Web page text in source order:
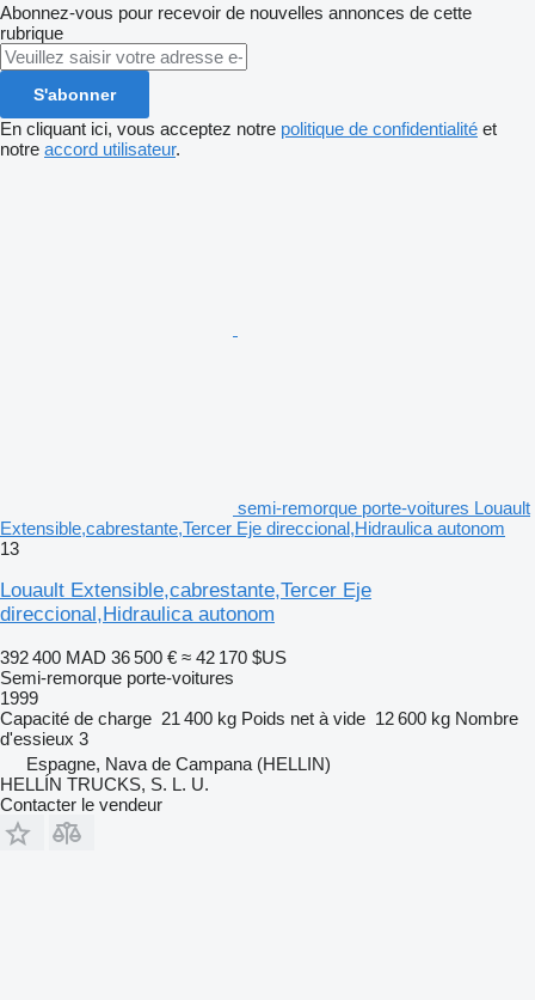
Abonnez-vous pour recevoir de nouvelles annonces de cette
rubrique
S'abonner
En cliquant ici, vous acceptez notre politique de confidentialité et
notre accord utilisateur.
semi-remorque porte-voitures Louault
Extensible,cabrestante,Tercer Eje direccional,Hidraulica autonom
13
Louault Extensible,cabrestante,Tercer Eje
direccional,Hidraulica autonom
392 400 MAD 36 500 € ≈ 42 170 $US
Semi-remorque porte-voitures
1999
Capacité de charge 21 400 kg Poids net à vide 12 600 kg Nombre
d'essieux 3
Espagne, Nava de Campana (HELLIN)
HELLÍN TRUCKS, S. L. U.
Contacter le vendeur